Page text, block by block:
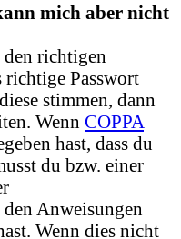
mich aber nicht
richtigen
richtige Passwort
stimmen, dann
Wenn COPPA
hast, dass du
du bzw. einer
Anweisungen
Wenn dies nicht